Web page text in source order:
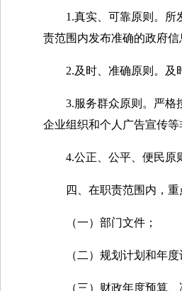
1.真实、可靠原则。所发
责范围内发布准确的政府信
2.及时、准确原则。及时
3.服务群众原则。严格按
企业组织和个人广告宣传等
4.公正、公平、便民原则
四、在职责范围内，重
（一）部门文件；
（二）规划计划和年度
（三）财政年度预算、